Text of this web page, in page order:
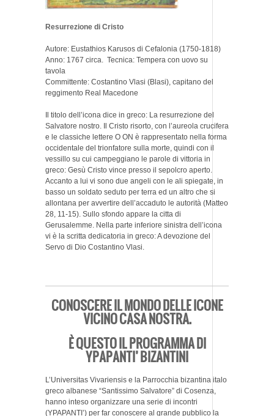
Resurrezione di Cristo
Autore: Eustathios Karusos di Cefalonia (1750-1818)
Anno: 1767 circa. Tecnica: Tempera con uovo su
tavola
Committente: Costantino Vlasi (Blasi), capitano del
reggimento Real Macedone
Il titolo dell’icona dice in greco: La resurrezione del
Salvatore nostro. Il Cristo risorto, con l’aureola crucifera
e le classiche lettere O ON è rappresentato nella forma
occidentale del trionfatore sulla morte, quindi con il
vessillo su cui campeggiano le parole di vittoria in
greco: Gesù Cristo vince presso il sepolcro aperto.
Accanto a lui vi sono due angeli con le ali spiegate, in
basso un soldato seduto per terra ed un altro che si
allontana per avvertire dell’accaduto le autorità (Matteo
28, 11-15). Sullo sfondo appare la citta di
Gerusalemme. Nella parte inferiore sinistra dell’icona
vi è la scritta dedicatoria in greco: A devozione del
Servo di Dio Costantino Vlasi.
CONOSCERE IL MONDO DELLE ICONE
VICINO CASA NOSTRA.
È QUESTO IL PROGRAMMA DI
YPAPANTI’ BIZANTINI
L’Universitas Vivariensis e la Parrocchia bizantina italo
greco albanese “Santissimo Salvatore” di Cosenza,
hanno inteso organizzare una serie di incontri
(YPAPANTI’) per far conoscere al grande pubblico la